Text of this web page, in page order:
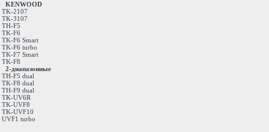
KENWOOD
TK-2107
TK-3107
TH-F5
TK-F6
TK-F6 Smart
TK-F6 turbo
TK-F7 Smart
TK-F8
2-диапазонные
TH-F5 dual
TK-F8 dual
TH-F9 dual
TK-UV6R
TK-UVF8
TK-UVF10
UVF1 turbo